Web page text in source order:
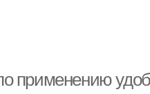
применению